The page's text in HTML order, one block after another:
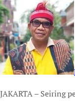
JAKARTA – Seiring perkembangan zaman, pengetahuan yang sebelumnya diwariskan secara lisan kini hadir